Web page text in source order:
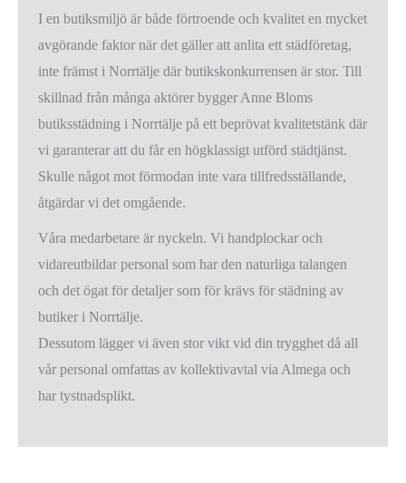
I en butiksmiljö är både förtroende och kvalitet en mycket
avgörande faktor när det gäller att anlita ett städföretag,
inte främst i Norrtälje där butikskonkurrensen är stor. Till
skillnad från många aktörer bygger Anne Bloms
butiksstädning i Norrtälje på ett beprövat kvalitetstänk där
vi garanterar att du får en högklassigt utförd städtjänst.
Skulle något mot förmodan inte vara tillfredsställande,
åtgärdar vi det omgående.
Våra medarbetare är nyckeln. Vi handplockar och
vidareutbildar personal som har den naturliga talangen
och det ögat för detaljer som för krävs för städning av
butiker i Norrtälje.
Dessutom lägger vi även stor vikt vid din trygghet då all
vår personal omfattas av kollektivavtal via Almega och
har tystnadsplikt.